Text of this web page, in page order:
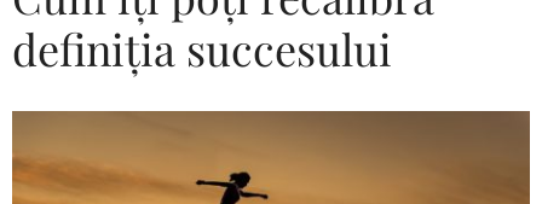
definiția succesului